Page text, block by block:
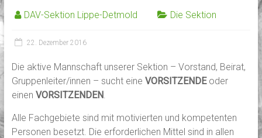
DAV-Sektion Lippe-Detmold Die Sektion
22. Dezember 2016
Die aktive Mannschaft unserer Sektion – Vorstand, Beirat,
Gruppenleiter/innen – sucht eine VORSITZENDEoder
einen VORSITZENDEN.
Alle Fachgebiete sind mit motivierten und kompetenten
Personen besetzt. Die erforderlichen Mittel sind in allen